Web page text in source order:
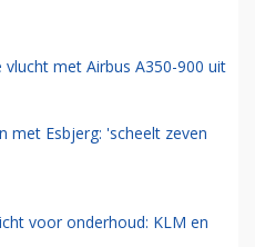
met Airbus A350-900 uit
met Esbjerg: 'scheelt zeven
voor onderhoud: KLM en